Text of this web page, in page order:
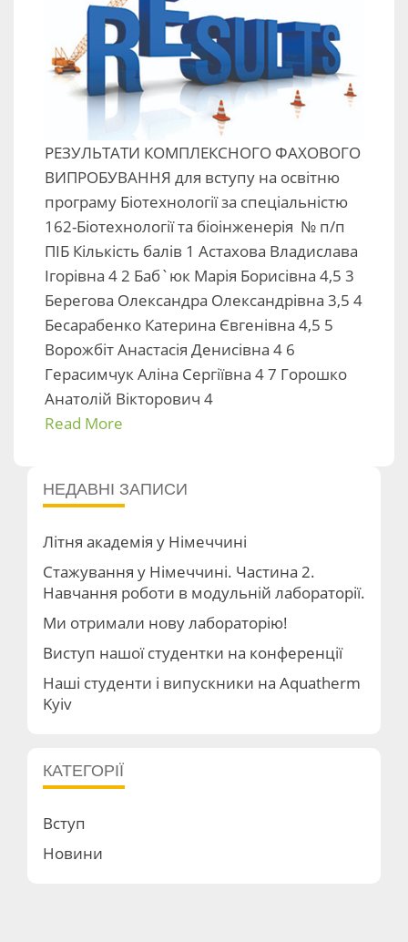
РЕЗУЛЬТАТИ КОМПЛЕКСНОГО ФАХОВОГО
ВИПРОБУВАННЯ для вступу на освітню
програму Біотехнології за спеціальністю
162-Біотехнології та біоінженерія № п/п
ПІБ Кількість балів 1 Астахова Владислава
Ігорівна 4 2 Баб`юк Марія Борисівна 4,5 3
Берегова Олександра Олександрівна 3,5 4
Бесарабенко Катерина Євгенівна 4,5 5
Ворожбіт Анастасія Денисівна 4 6
Герасимчук Аліна Сергіївна 4 7 Горошко
Анатолій Вікторович 4
Read More
НЕДАВНІ ЗАПИСИ
Літня академія у Німеччині
Стажування у Німеччині. Частина 2.
Навчання роботи в модульній лабораторії.
Ми отримали нову лабораторію!
Виступ нашої студентки на конференції
Наші студенти і випускники на Aquatherm
Kyiv
КАТЕГОРІЇ
Вступ
Новини